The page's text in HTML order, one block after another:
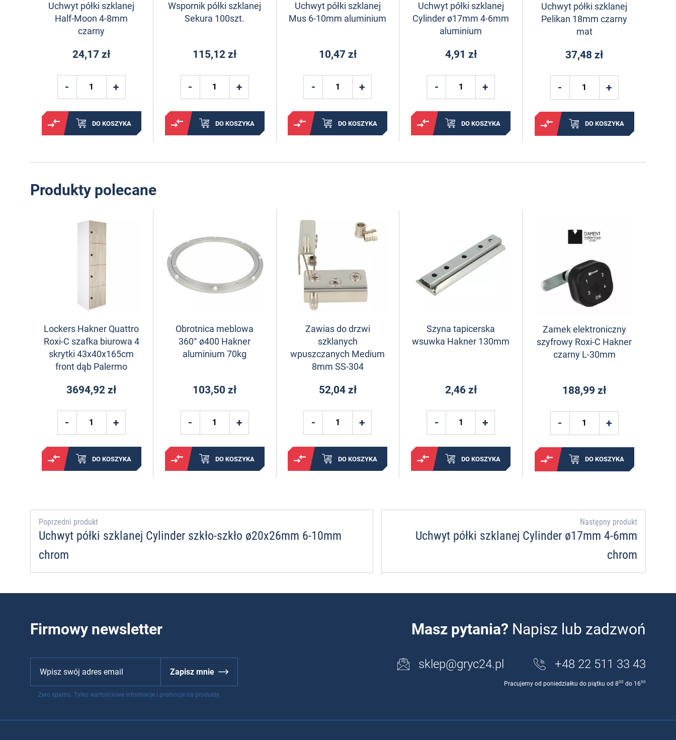
Uchwyt półki szklanej
Half-Moon 4-8mm
czarny
24,17 zł
DO KOSZYKA
Wspornik półki szklanej
Sekura 100szt.
115,12 zł
DO KOSZYKA
Uchwyt półki szklanej
Mus 6-10mm aluminium
10,47 zł
DO KOSZYKA
Uchwyt półki szklanej
Cylinder ø17mm 4-6mm
aluminium
4,91 zł
DO KOSZYKA
Uchwyt półki szklanej
Pelikan 18mm czarny
mat
37,48 zł
DO KOSZYKA
Produkty polecane
Lockers Hakner Quattro
Roxi-C szafka biurowa 4
skrytki 43x40x165cm
front dąb Palermo
3694,92 zł
DO KOSZYKA
Obrotnica meblowa
360° ø400 Hakner
aluminium 70kg
103,50 zł
DO KOSZYKA
Zawias do drzwi
szklanych
wpuszczanych Medium
8mm SS-304
52,04 zł
DO KOSZYKA
Szyna tapicerska
wsuwka Hakner 130mm
2,46 zł
DO KOSZYKA
Zamek elektroniczny
szyfrowy Roxi-C Hakner
czarny L-30mm
188,99 zł
DO KOSZYKA
Poprzedni produkt
Uchwyt półki szklanej Cylinder szkło-szkło ø20x26mm 6-10mm
chrom
Następny produkt
Uchwyt półki szklanej Cylinder ø17mm 4-6mm
chrom
Masz pytania? Napisz lub zadzwoń
sklep@gryc24.pl +48 22 511 33 43
Pracujemy od poniedziałku do piątku od 800 do 1600
Firmowy newsletter
Zapisz mnie
Zero spamu. Tylko wartościowe informacje i promocje na produkty.